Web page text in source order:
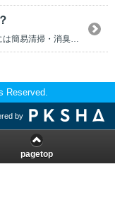
Reserved.
by
pagetop